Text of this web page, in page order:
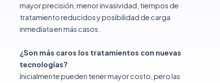
mayor precisión, menor invasividad, tiempos de
tratamiento reducidos y posibilidad de carga
inmediata en más casos.
¿Son más caros los tratamientos con nuevas
tecnologías?
Inicialmente pueden tener mayor costo, pero las